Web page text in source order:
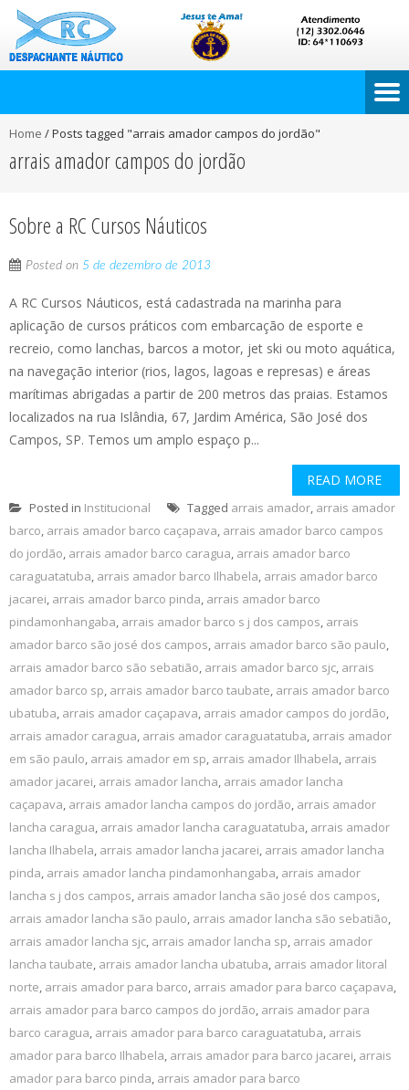
Home /Posts tagged "arrais amador campos do jordão"
arrais amador campos do jordão
Sobre a RC Cursos Náuticos
Posted on 5 de dezembro de 2013
A RC Cursos Náuticos, está cadastrada na marinha para
aplicação de cursos práticos com embarcação de esporte e
recreio, como lanchas, barcos a motor, jet ski ou moto aquática,
na navegação interior (rios, lagos, lagoas e represas) e áreas
marítimas abrigadas a partir de 200 metros das praias. Estamos
localizados na rua Islândia, 67, Jardim América, São José dos
Campos, SP. Temos um amplo espaço p...
READ MORE
Posted in Institucional Tagged arrais amador, arrais amador
barco, arrais amador barco caçapava, arrais amador barco campos
do jordão, arrais amador barco caragua, arrais amador barco
caraguatatuba, arrais amador barco Ilhabela, arrais amador barco
jacarei, arrais amador barco pinda, arrais amador barco
pindamonhangaba, arrais amador barco s j dos campos, arrais
amador barco são josé dos campos, arrais amador barco são paulo,
arrais amador barco são sebatião, arrais amador barco sjc, arrais
amador barco sp, arrais amador barco taubate, arrais amador barco
ubatuba, arrais amador caçapava, arrais amador campos do jordão,
arrais amador caragua, arrais amador caraguatatuba, arrais amador
em são paulo, arrais amador em sp, arrais amador Ilhabela, arrais
amador jacarei, arrais amador lancha, arrais amador lancha
caçapava, arrais amador lancha campos do jordão, arrais amador
lancha caragua, arrais amador lancha caraguatatuba, arrais amador
lancha Ilhabela, arrais amador lancha jacarei, arrais amador lancha
pinda, arrais amador lancha pindamonhangaba, arrais amador
lancha s j dos campos, arrais amador lancha são josé dos campos,
arrais amador lancha são paulo, arrais amador lancha são sebatião,
arrais amador lancha sjc, arrais amador lancha sp, arrais amador
lancha taubate, arrais amador lancha ubatuba, arrais amador litoral
norte, arrais amador para barco, arrais amador para barco caçapava,
arrais amador para barco campos do jordão, arrais amador para
barco caragua, arrais amador para barco caraguatatuba, arrais
amador para barco Ilhabela, arrais amador para barco jacarei, arrais
amador para barco pinda, arrais amador para barco